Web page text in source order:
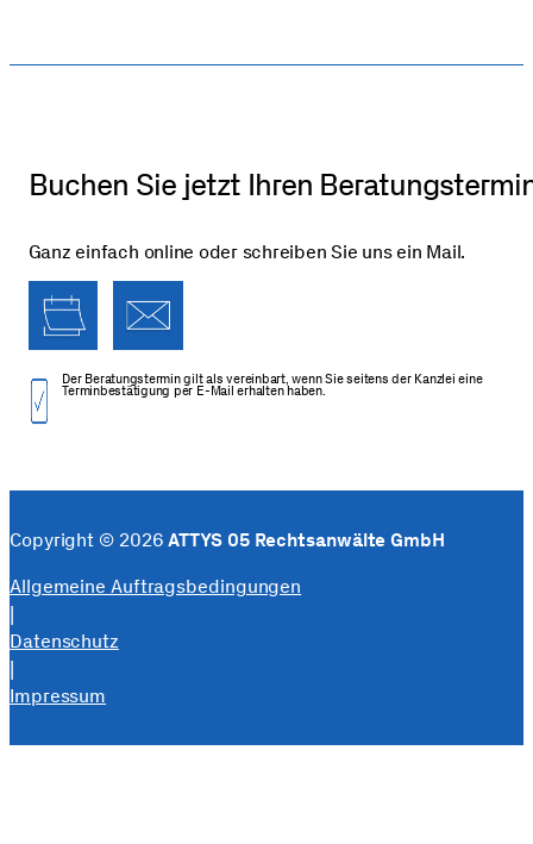
Buchen Sie jetzt Ihren
Ganz einfach online oder schreiben Sie uns ein Mail.
Der Beratungs­termin gilt als vereinbart, wenn Sie seitens der Kanzlei eine
Termin­bestätigung per E-Mail erhalten haben.
Copyright © 2026ATTYS 05 Rechtsanwälte GmbH
Allgemeine Auftragsbedingungen
|
Datenschutz
|
Impressum